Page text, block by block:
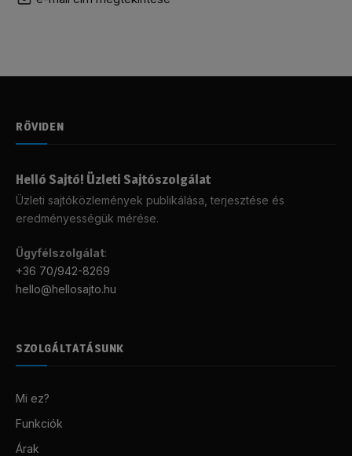
RÖVIDEN
Helló Sajtó! Üzleti Sajtószolgálat
Üzleti sajtóközlemények publikálása, terjesztése és
eredményességük mérése.
Ügyfélszolgálat:
+36 70/942-8269
hello@hellosajto.hu
SZOLGÁLTATÁSUNK
Mi ez?
Funkciók
Árak